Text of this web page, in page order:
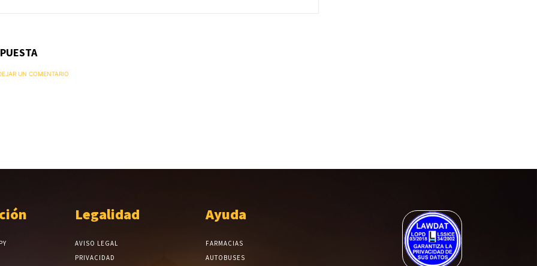
UN COMENTARIO
Legalidad
AVISO LEGAL
PRIVACIDAD
Ayuda
FARMACIAS
AUTOBUSES